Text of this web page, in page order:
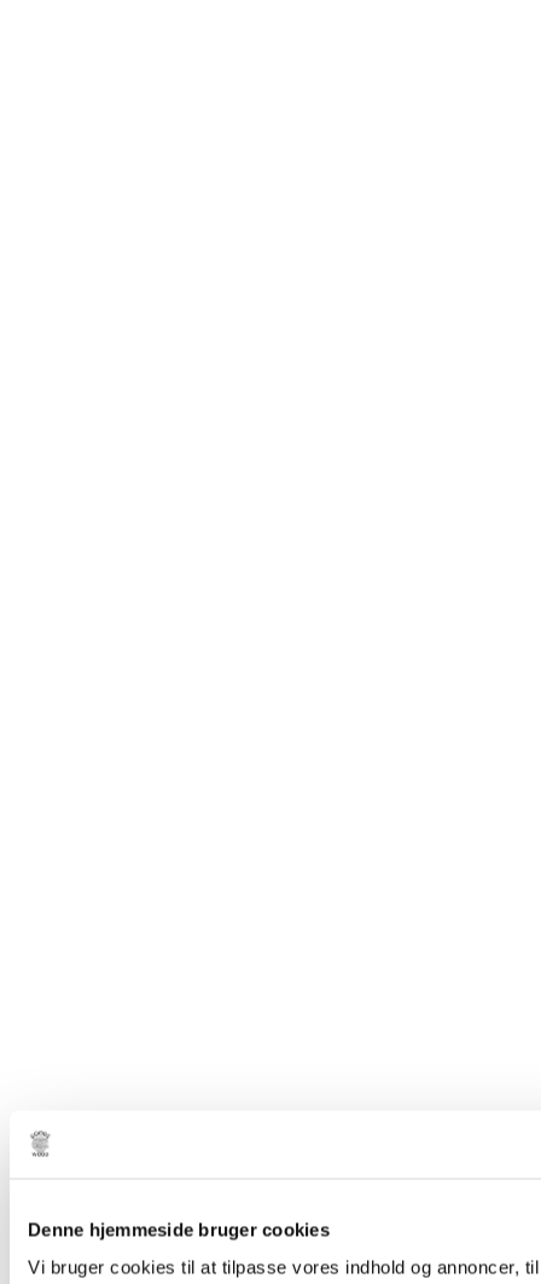
Denne hjemmeside bruger cookies
Vi bruger cookies til at tilpasse vores indhold og annoncer,